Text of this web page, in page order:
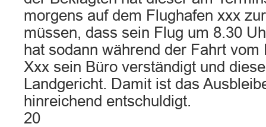
morgens auf dem Flughafen xxx
müssen, dass sein Flug um 8.30
hat sodann während der Fahrt
Xxx sein Büro verständigt und
Landgericht. Damit ist das
hinreichend entschuldigt.
20